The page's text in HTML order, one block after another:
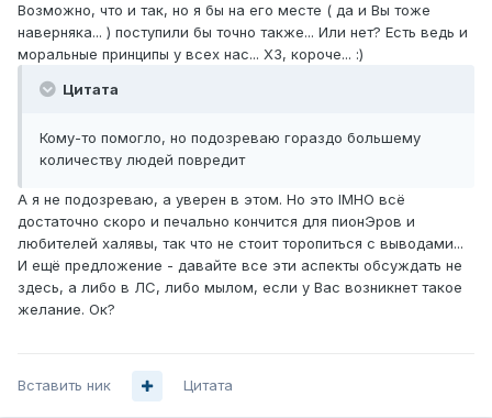
Возможно, что и так, но я бы на его месте ( да и Вы тоже
наверняка... ) поступили бы точно также... Или нет? Есть ведь и
моральные принципы у всех нас... ХЗ, короче... :)
Цитата
Кому-то помогло, но подозреваю гораздо большему
количеству людей повредит
А я не подозреваю, а уверен в этом. Но это IMHO всё
достаточно скоро и печально кончится для пионЭров и
любителей халявы, так что не стоит торопиться с выводами...
И ещё предложение - давайте все эти аспекты обсуждать не
здесь, а либо в ЛС, либо мылом, если у Вас возникнет такое
желание. Ок?
Вставить ник Цитата